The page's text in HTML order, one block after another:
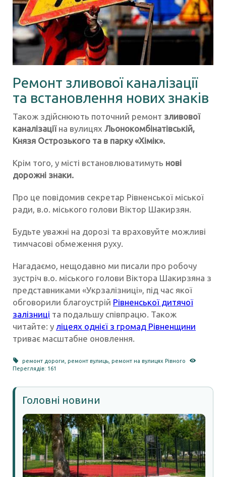
Ремонт зливової каналізації
та встановлення нових знаків
Також здійснюють поточний ремонт зливової
каналізаціїна вулицях Льонокомбінатівській,
Князя Острозького та в парку «Хімік».
Крім того, у місті встановлюватимуть нові
дорожні знаки.
Про це повідомив секретар Рівненської міської
ради, в.о. міського голови Віктор Шакирзян.
Будьте уважні на дорозі та враховуйте можливі
тимчасові обмеження руху.
Нагадаємо, нещодавно ми писали про робочу
зустріч в.о. міського голови Віктора Шакирзяна з
представниками «Укрзалізниці», під час якої
обговорили благоустрій Рівненської дитячої
залізниці та подальшу співпрацю. Також
читайте: у ліцеях однієї з громад Рівненщини
триває масштабне оновлення.
ремонт дороги ,ремонт вулиць ,ремонт на вулицях Рівного
Переглядів: 161
Головні новини